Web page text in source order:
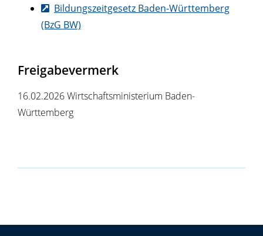
Bildungszeitgesetz Baden-Württemberg
(BzG BW)
Freigabevermerk
16.02.2026 Wirtschaftsministerium Baden-
Württemberg